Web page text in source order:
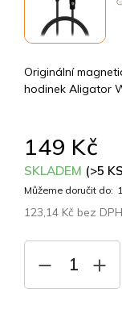
149 Kč
SKLADEM (>5
Můžeme doručit do:
123,14 Kč bez DPH
Originální
hodinek Aligator